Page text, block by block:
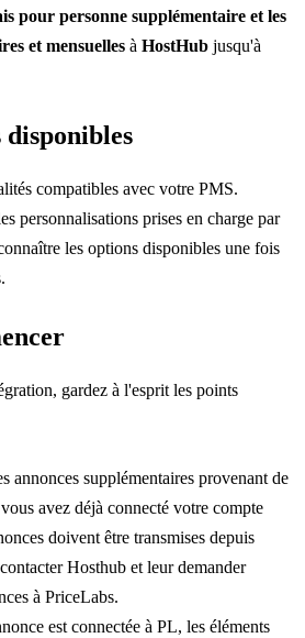
pour personne supplémentaire et les
et mensuellesà HostHubjusqu'à
compatibles avec votre PMS.
personnalisations prises en charge par
les options disponibles une fois
gardez à l'esprit les points
annonces supplémentaires provenant de
avez déjà connecté votre compte
doivent être transmises depuis
Hosthub et leur demander
à PriceLabs.
est connectée à PL, les éléments